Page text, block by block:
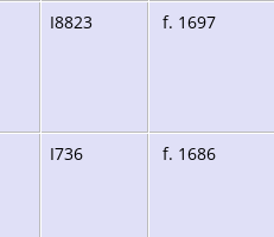
I8823 f. 1697
I736 f. 1686